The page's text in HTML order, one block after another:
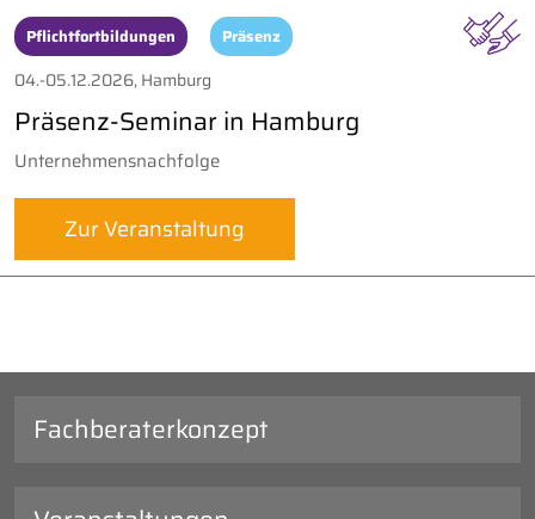
Pflichtfortbildungen Präsenz
04.-05.12.2026, Hamburg
Präsenz-Seminar in Hamburg
Unternehmensnachfolge
Zur Veranstaltung
Fachberaterkonzept